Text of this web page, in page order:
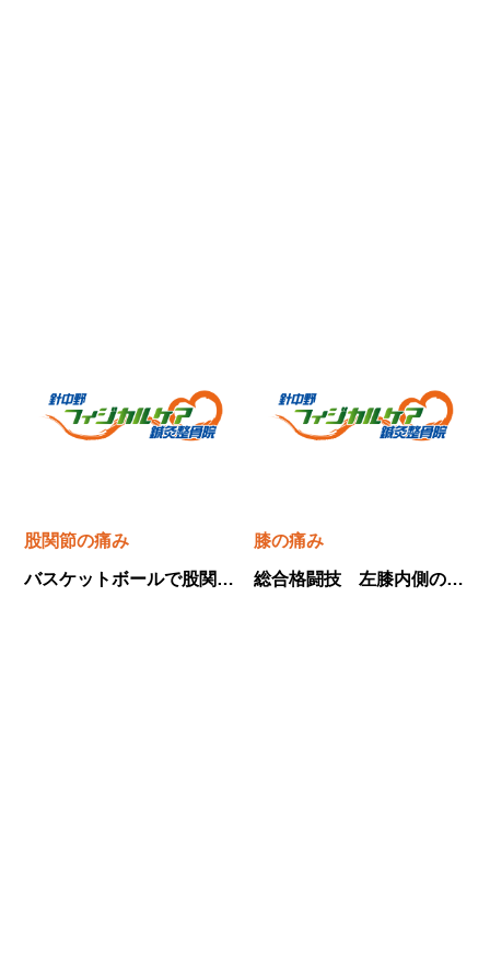
股関節の痛み
バスケットボールで股関節の痛みはなぜ起こる？？ ～痛みに対する当院の治療とは～
膝の痛み
総合格闘技 左膝内側の痛みで当院にご来院くださりました！ ～鵞足炎に対する当院の治療～